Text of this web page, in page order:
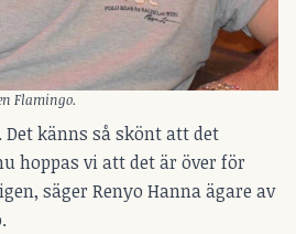
Flamingo.
känns så skönt att det
hoppas vi att det är över för
säger Renyo Hanna ägare av